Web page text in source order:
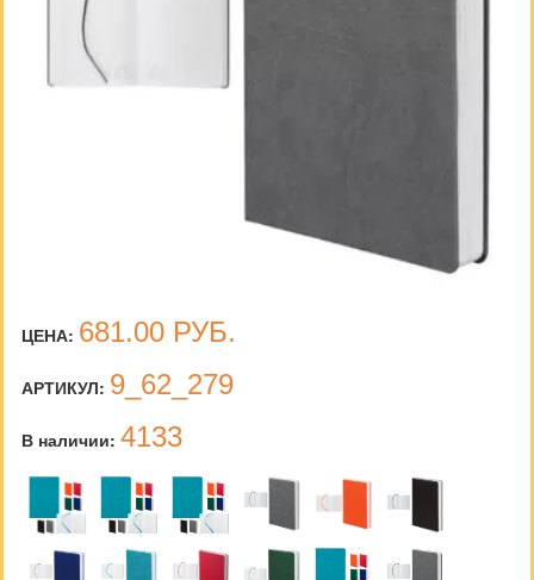
ЦЕНА: 681.00 РУБ.
АРТИКУЛ: 9_62_279
В наличии: 4133